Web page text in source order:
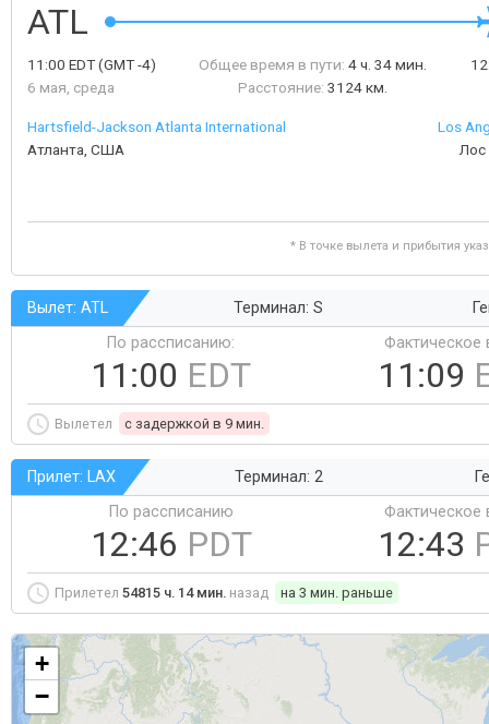
ATL
11:00 EDT(GMT -4)
6 мая, среда
Общее время в пути: 4 ч. 34 мин.
Расстояние: 3124 км.
Hartsfield-Jackson Atlanta International
Атланта, США
Los
* В точке вылета и прибытия
Вылет: ATL Терминал: S
По рассписанию:
11:00 EDT
Фактическое
11:09
Вылетел c задержкой в 9 мин.
Прилет: LAX Терминал: 2
По рассписанию
12:46 PDT
Фактическое
12:43
Прилетел 54815 ч. 14 мин. назад на 3 мин. раньше
+
−